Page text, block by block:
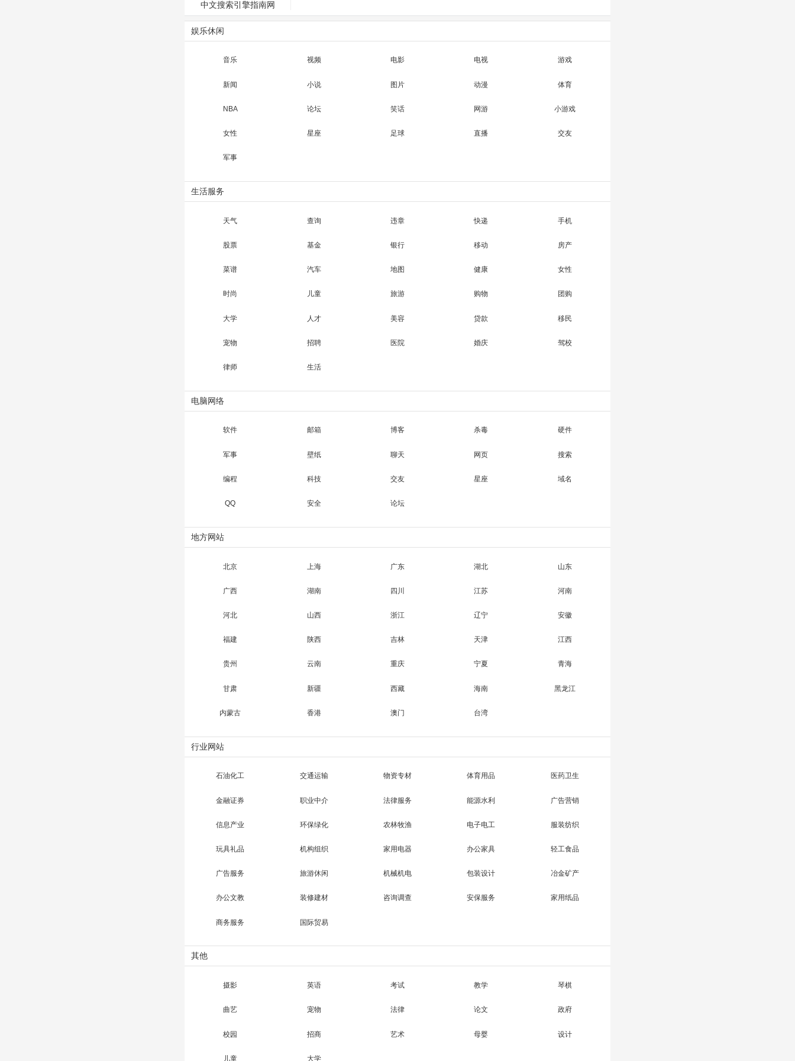
中文搜索引擎指南网
娱乐休闲
音乐 视频 电影 电视 游戏
新闻 小说 图片 动漫 体育
NBA 论坛 笑话 网游 小游戏
女性 星座 足球 直播 交友
军事
生活服务
天气 查询 违章 快递 手机
股票 基金 银行 移动 房产
菜谱 汽车 地图 健康 女性
时尚 儿童 旅游 购物 团购
大学 人才 美容 贷款 移民
宠物 招聘 医院 婚庆 驾校
律师 生活
电脑网络
软件 邮箱 博客 杀毒 硬件
军事 壁纸 聊天 网页 搜索
编程 科技 交友 星座 域名
QQ 安全 论坛
地方网站
北京 上海 广东 湖北 山东
广西 湖南 四川 江苏 河南
河北 山西 浙江 辽宁 安徽
福建 陕西 吉林 天津 江西
贵州 云南 重庆 宁夏 青海
甘肃 新疆 西藏 海南 黑龙江
内蒙古 香港 澳门 台湾
行业网站
石油化工 交通运输 物资专材 体育用品 医药卫生
金融证券 职业中介 法律服务 能源水利 广告营销
信息产业 环保绿化 农林牧渔 电子电工 服装纺织
玩具礼品 机构组织 家用电器 办公家具 轻工食品
广告服务 旅游休闲 机械机电 包装设计 冶金矿产
办公文教 装修建材 咨询调查 安保服务 家用纸品
商务服务 国际贸易
其他
摄影 英语 考试 教学 琴棋
曲艺 宠物 法律 论文 政府
校园 招商 艺术 母婴 设计
儿童 大学